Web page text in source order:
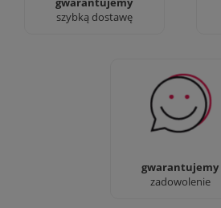
szybką dostawę
gwarantujemy
zadowolenie
Sprawdź nasze
zadowolenia